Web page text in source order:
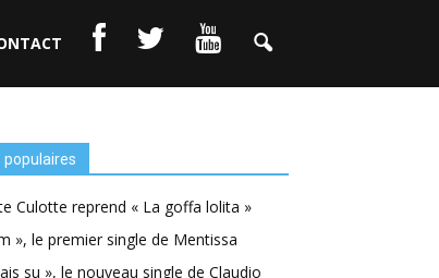
populaires
Culotte reprend « La goffa lolita »
», le premier single de Mentissa
su », le nouveau single de Claudio